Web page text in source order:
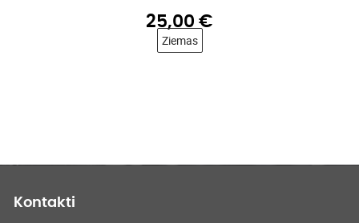
25,00 €
Ziemas
Kontakti